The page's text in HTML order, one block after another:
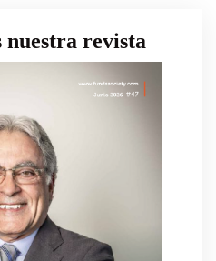
nuestra revista